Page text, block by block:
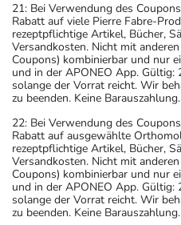
21: Bei Verwendung des
Rabatt auf viele Pierre Fabre-
rezeptpflichtige Artikel, Bücher,
Versandkosten. Nicht mit
Coupons) kombinierbar und nur
und in der APONEO App. Gültig:
solange der Vorrat reicht. Wir
zu beenden. Keine Barauszahlung.
22: Bei Verwendung des
Rabatt auf ausgewählte
rezeptpflichtige Artikel, Bücher,
Versandkosten. Nicht mit
Coupons) kombinierbar und nur
und in der APONEO App. Gültig:
solange der Vorrat reicht. Wir
zu beenden. Keine Barauszahlung.